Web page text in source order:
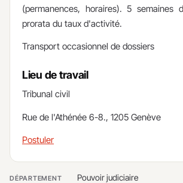
(permanences, horaires). 5 semaines
prorata du taux d'activité.
Transport occasionnel de dossiers​
Lieu de travail
​Tribunal civil
Rue de l'Athénée 6-8., 1205 Genève​
Postuler
DÉPARTEMENT Pouvoir judiciaire